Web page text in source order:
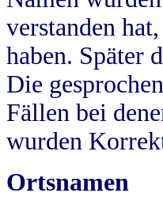
verstanden
haben. Später
Die
Fällen bei
wurden
Ortsnamen